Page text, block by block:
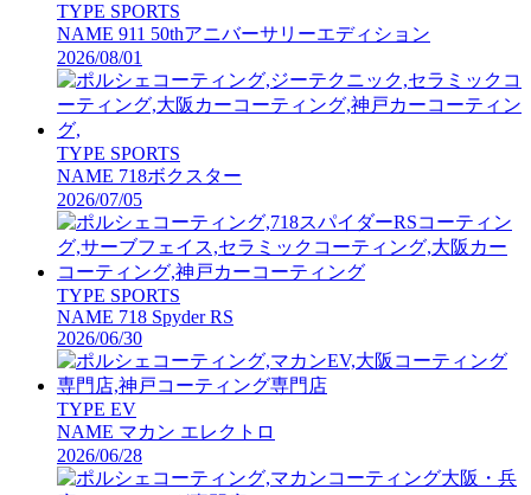
TYPE SPORTS
NAME 911 50thアニバーサリーエディション
2026/08/01
TYPE SPORTS
NAME 718ボクスター
2026/07/05
TYPE SPORTS
NAME 718 Spyder RS
2026/06/30
TYPE EV
NAME マカン エレクトロ
2026/06/28